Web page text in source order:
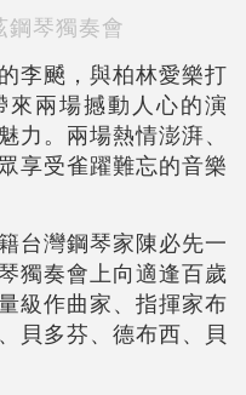
鋼琴獨奏會
李飇，與柏林愛樂打
兩場撼動人心的演
力。兩場熱情澎湃、
享受雀躍難忘的音樂
台灣鋼琴家陳必先一
獨奏會上向適逢百歲
級作曲家、指揮家布
貝多芬、德布西、貝